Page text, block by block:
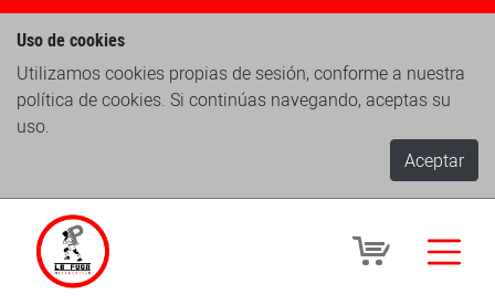
Uso de cookies
Utilizamos cookies propias de sesión, conforme a nuestra
política de cookies. Si continúas navegando, aceptas su
uso.
Aceptar